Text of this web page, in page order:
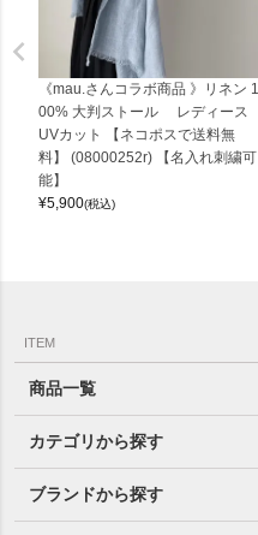
《mau.さんコラボ商品 》リネン 1
00% 大判ストール レディース
UVカット 【ネコポスで送料無
料】 (08000252r) 【名入れ刺繍可
能】
¥5,900(税込)
ITEM
商品一覧
カテゴリから探す
ブランドから探す